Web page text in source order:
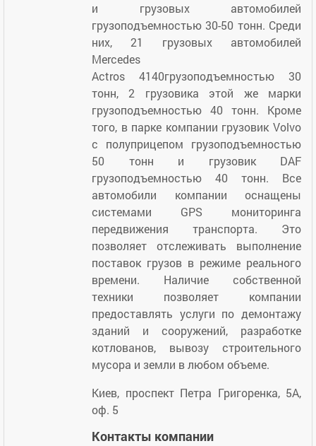
и грузовых автомобилей
грузоподъемностью30-50 тонн. Среди
них, 21 грузовых автомобилей
Mercedes
Actros 4140грузоподъемностью 30
тонн, 2 грузовика этой же марки
грузоподъемностью 40 тонн. Кроме
того, в парке компании грузовик Volvo
с полуприцепом грузоподъемностью
50 тонн и грузовик DAF
грузоподъемностью 40 тонн. Все
автомобили компании оснащены
системами GPS мониторинга
передвижения транспорта. Это
позволяет отслеживать выполнение
поставок грузов в режиме реального
времени. Наличие собственной
техники позволяет компании
предоставлять услуги по демонтажу
зданий и сооружений, разработке
котлованов, вывозу строительного
мусора и земли в любом объеме.
Киев, проспект Петра Григоренка, 5А,
оф. 5
Контакты компании